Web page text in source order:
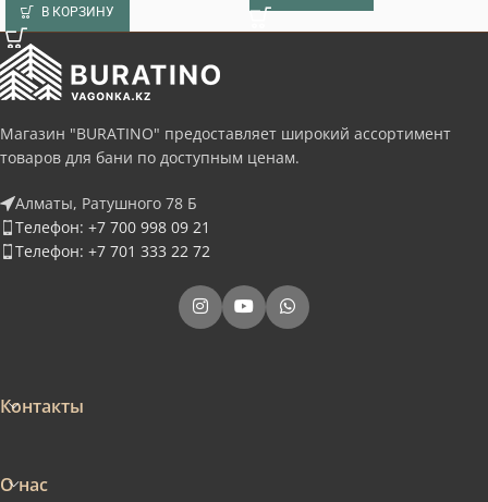
В КОРЗИНУ
Магазин "BURATINO" предоставляет широкий ассортимент
товаров для бани по доступным ценам.
Алматы, Ратушного 78 Б
Телефон: +7 700 998 09 21
Телефон: +7 701 333 22 72
Контакты
О нас